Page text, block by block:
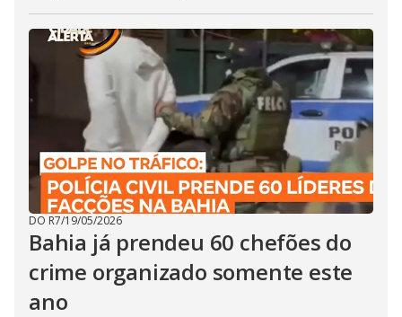
DO R7/19/05/2026
Bahia já prendeu 60 chefões do
crime organizado somente este
ano